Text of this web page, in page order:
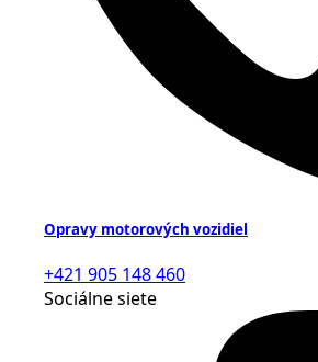
Opravy motorových vozidiel
+421 905 148 460
Sociálne siete